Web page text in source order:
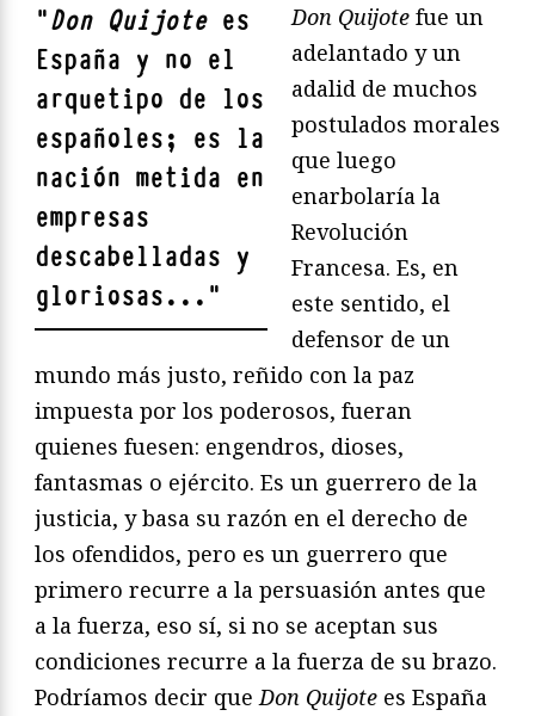
"Don Quijotees
España y no el
arquetipo de los
españoles; es la
nación metida en
empresas
descabelladas y
gloriosas... "
Don Quijote fue un
adelantado y un
adalid de muchos
postulados morales
que luego
enarbolaría la
Revolución
Francesa. Es, en
este sentido, el
defensor de un
mundo más justo, reñido con la paz
impuesta por los poderosos, fueran
quienes fuesen: engendros, dioses,
fantasmas o ejército. Es un guerrero de la
justicia, y basa su razón en el derecho de
los ofendidos, pero es un guerrero que
primero recurre a la persuasión antes que
a la fuerza, eso sí, si no se aceptan sus
condiciones recurre a la fuerza de su brazo.
Podríamos decir queDon Quijote es España